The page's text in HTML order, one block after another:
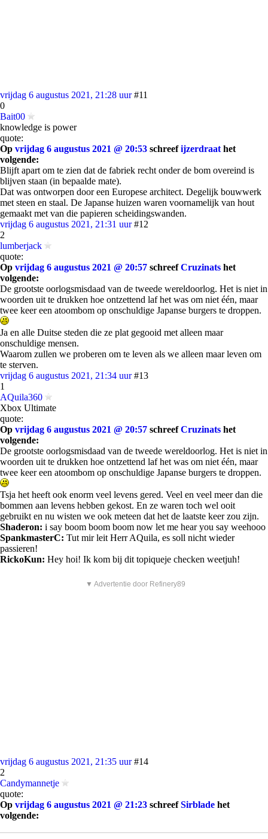
vrijdag 6 augustus 2021, 21:28 uur #11
0
Bait00
knowledge is power
quote:
Op vrijdag 6 augustus 2021 @ 20:53 schreefijzerdraat het
volgende:
Blijft apart om te zien dat de fabriek recht onder de bom overeind is
blijven staan (in bepaalde mate).
Dat was ontworpen door een Europese architect. Degelijk bouwwerk
met steen en staal. De Japanse huizen waren voornamelijk van hout
gemaakt met van die papieren scheidingswanden.
vrijdag 6 augustus 2021, 21:31 uur #12
2
lumberjack
quote:
Op vrijdag 6 augustus 2021 @ 20:57 schreefCruzinats het
volgende:
De grootste oorlogsmisdaad van de tweede wereldoorlog. Het is niet in
woorden uit te drukken hoe ontzettend laf het was om niet één, maar
twee keer een atoombom op onschuldige Japanse burgers te droppen.
Ja en alle Duitse steden die ze plat gegooid met alleen maar
onschuldige mensen.
Waarom zullen we proberen om te leven als we alleen maar leven om
te sterven.
vrijdag 6 augustus 2021, 21:34 uur #13
1
AQuila360
Xbox Ultimate
quote:
Op vrijdag 6 augustus 2021 @ 20:57 schreefCruzinats het
volgende:
De grootste oorlogsmisdaad van de tweede wereldoorlog. Het is niet in
woorden uit te drukken hoe ontzettend laf het was om niet één, maar
twee keer een atoombom op onschuldige Japanse burgers te droppen.
Tsja het heeft ook enorm veel levens gered. Veel en veel meer dan die
bommen aan levens hebben gekost. En ze waren toch wel ooit
gebruikt en nu wisten we ook meteen dat het de laatste keer zou zijn.
Shaderon: i say boom boom boom now let me hear you say weehooo
SpankmasterC: Tut mir leit Herr AQuila, es soll nicht wieder
passieren!
RickoKun: Hey hoi! Ik kom bij dit topiqueje checken weetjuh!
▼ Advertentie door Refinery89
vrijdag 6 augustus 2021, 21:35 uur #14
2
Candymannetje
quote:
Op vrijdag 6 augustus 2021 @ 21:23 schreefSirblade het
volgende: